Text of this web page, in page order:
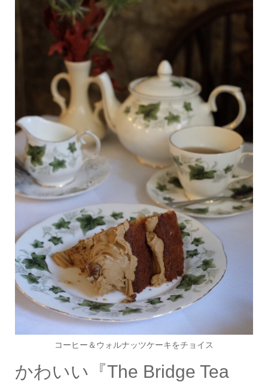
コーヒー＆ウォルナッツケーキをチョイス
かわいい『The Bridge Tea